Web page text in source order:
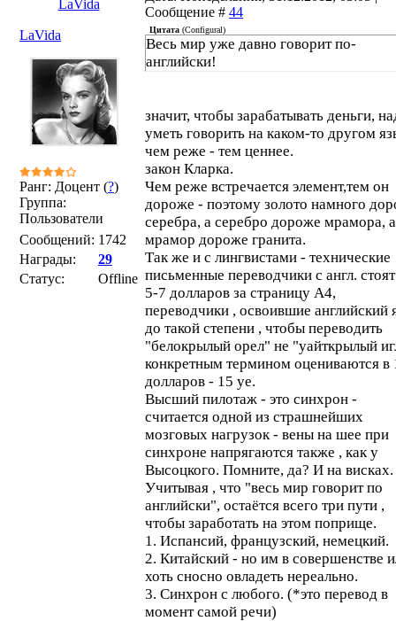
международному распространению
мешают правительства большинства
стран, которые отдают предпочтение
английскому, т.к. любят американцам
LaVida
Сообщение # 44
LaVida
Ранг: Доцент (?)
Группа:
Пользователи
Сообщений: 1742
Награды:
29
Статус:
Offline
Цитата (Configural)
Весь мир уже давно говорит по-
английски!
значит, чтобы зарабатывать деньги,
уметь говорить на каком-то другом
чем реже - тем ценнее.
закон Кларка.
Чем реже встречается элемент,тем он
дороже - поэтому золото намного
серебра, а серебро дороже мрамора, а
мрамор дороже гранита.
Так же и с лингвистами - технические
письменные переводчики с англ.
5-7 долларов за страницу А4,
переводчики , освоившие английский
до такой степени , чтобы переводить
"белокрылый орел" не "уайткрылый
конкретным термином оцениваются в
долларов - 15 уе.
Высший пилотаж - это синхрон -
считается одной из страшнейших
мозговых нагрузок - вены на шее при
синхроне напрягаются также , как у
Высоцкого. Помните, да? И на висках.
Учитывая , что "весь мир говорит по
английски", остаётся всего три пути ,
чтобы заработать на этом поприще.
1. Испансий, французский, немецкий.
2. Китайский - но им в совершенстве
хоть сносно овладеть нереально.
3. Синхрон с любого. (*это перевод в
момент самой речи)